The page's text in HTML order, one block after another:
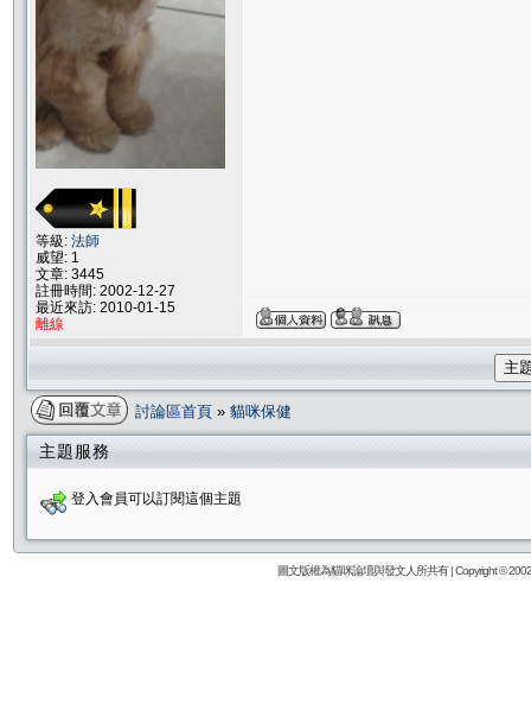
等級: 法師
威望: 1
文章: 3445
註冊時間: 2002-12-27
最近來訪: 2010-01-15
離線
主
討論區首頁 » 貓咪保健
主題服務
登入會員可以訂閱這個主題
圖文版權為貓咪論壇與發文人所共有 | Copyright ©